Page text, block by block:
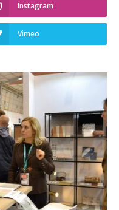
Instagram
Vimeo